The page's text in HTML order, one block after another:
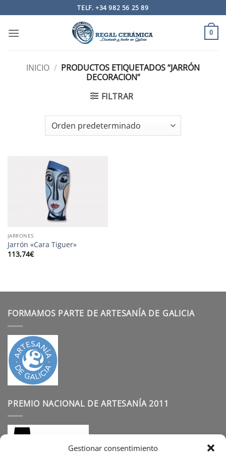
Gestionar consentimiento
al
contenido
TELF. +34 982 56 25 89
0
INICIO / PRODUCTOS ETIQUETADOS “JARRÓN
DECORACION”
FILTRAR
JARRONES
Jarrón «Cara Tiguer»
113,74€
FORMAMOS PARTE DE ARTESANÍA DE GALICIA
PREMIO NACIONAL DE ARTESANÍA 2011